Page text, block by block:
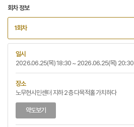
회차 정보
1회차
일시
2026.06.25(목) 18:30 ~ 2026.06.25(목) 20:30
장소
노무현시민센터 지하 2층 다목적홀 가치하다
약도보기